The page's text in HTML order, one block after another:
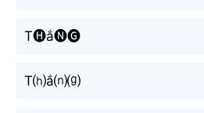
T🅗ắ🅝🅖
T⒣ắ⒩⒢